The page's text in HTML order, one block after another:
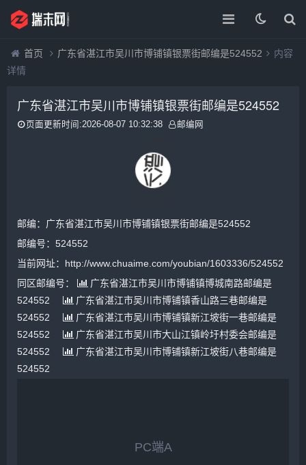
首页 广东省湛江市吴川市博铺镇银票街邮编是524552
内容
详情
广东省湛江市吴川市博铺镇银票街邮编是524552
页面更新时间:2026-08-07 10:32:38 邮编网
邮编：广东省湛江市吴川市博铺镇银票街邮编是524552
邮编号：524552
当前网址：http://www.chuaime.com/youbian/1603336/524552
同区邮编号：
广东省湛江市吴川市博铺镇博城南路邮编是
524552
广东省湛江市吴川市博铺镇香山路三巷邮编是
524552
广东省湛江市吴川市博铺镇新江坡街一巷邮编是
524552
广东省湛江市吴川市大山江镇岭圩村委会邮编是
524552
广东省湛江市吴川市博铺镇新江坡街八巷邮编是
524552
PC端A